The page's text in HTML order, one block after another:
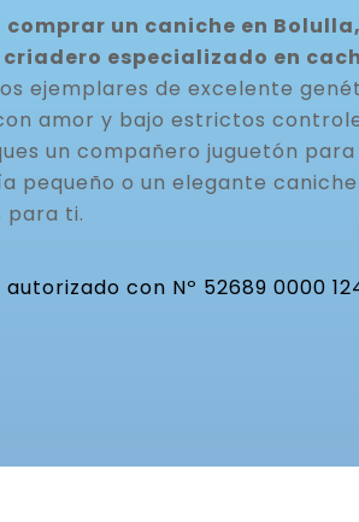
comprar un caniche en
especializado en
ejemplares de excelente
amor y bajo estrictos
un compañero juguetón
pequeño o un elegante
para ti.
con Nº 52689 0000